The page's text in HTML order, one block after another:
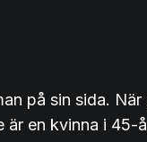
på sin sida.
en kvinna i 45-